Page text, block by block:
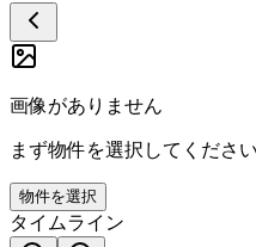
画像がありません
まず物件を選択してください
物件を選択
タイムライン